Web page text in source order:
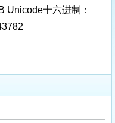
Unicode十六进制：